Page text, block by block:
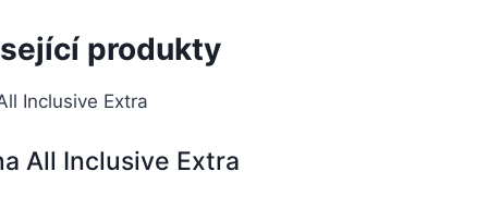
produkty
All Inclusive Extra